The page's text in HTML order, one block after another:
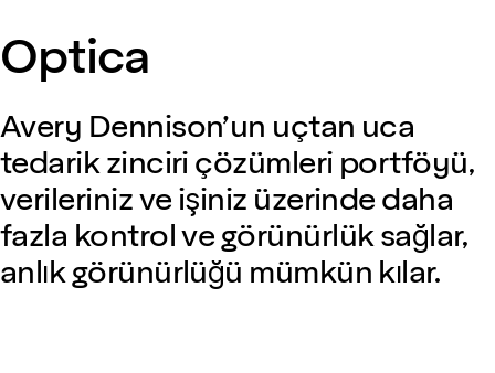
Optica
Avery Dennison’un uçtan uca
tedarik zinciri çözümleri portföyü,
verileriniz ve işiniz üzerinde daha
fazla kontrol ve görünürlük sağlar,
anlık görünürlüğü mümkün kılar.